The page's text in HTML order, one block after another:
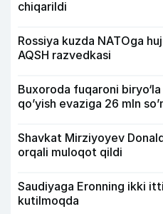
chiqarildi
Rossiya kuzda NATOga
AQSH razvedkasi
Buxoroda fuqaroni
qo’yish evaziga 26 mln
Shavkat Mirziyoyev
orqali muloqot qildi
Saudiyaga Eronning ikki
kutilmoqda